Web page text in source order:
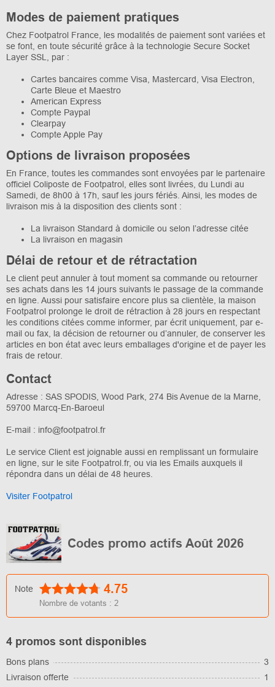
Modes de paiement pratiques
Chez Footpatrol France, les modalités de paiement sont variées et
se font, en toute sécurité grâce à la technologie Secure Socket
Layer SSL, par :
Cartes bancaires comme Visa, Mastercard, Visa Electron,
Carte Bleue et Maestro
American Express
Compte Paypal
Clearpay
Compte Apple Pay
Options de livraison proposées
En France, toutes les commandes sont envoyées par le partenaire
officiel Coliposte de Footpatrol, elles sont livrées, du Lundi au
Samedi, de 8h00 à 17h, sauf les jours fériés. Ainsi, les modes de
livraison mis à la disposition des clients sont :
La livraison Standard à domicile ou selon l’adresse citée
La livraison en magasin
Délai de retour et de rétractation
Le client peut annuler à tout moment sa commande ou retourner
ses achats dans les 14 jours suivants le passage de la commande
en ligne. Aussi pour satisfaire encore plus sa clientèle, la maison
Footpatrol prolonge le droit de rétraction à 28 jours en respectant
les conditions citées comme informer, par écrit uniquement, par e-
mail ou fax, la décision de retourner ou d’annuler, de conserver les
articles en bon état avec leurs emballages d'origine et de payer les
frais de retour.
Contact
Adresse : SAS SPODIS, Wood Park, 274 Bis Avenue de la Marne,
59700 Marcq-En-Baroeul
E-mail : info@footpatrol.fr
Le service Client est joignable aussi en remplissant un formulaire
en ligne, sur le site Footpatrol.fr, ou via les Emails auxquels il
répondra dans un délai de 48 heures.
Visiter Footpatrol
Codes promo actifs Août 2026
Note 4.75
Nombre de votants : 2
4 promos sont disponibles
Bons plans
3
Livraison offerte
1